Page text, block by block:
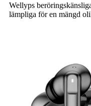
Wellyps
lämpliga för en mängd